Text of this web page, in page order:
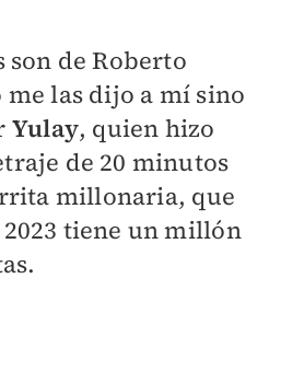
son de Roberto
me las dijo a mí sino
Yulay, quien hizo
de 20 minutos
millonaria, que
2023 tiene un millón